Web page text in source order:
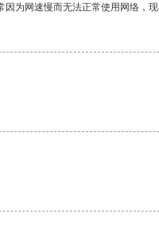
为网速慢而无法正常使用网络，